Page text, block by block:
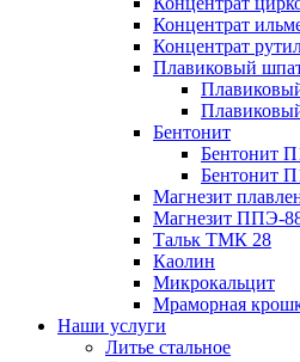
Концентрат
Концентрат
Плавиковый
Бентонит
Бентонит
Бентонит
Магнезит
Магнезит ППЭ-
Тальк ТМК 28
Каолин
Микрокальцит
Мраморная
Наши услуги
Литье стальное